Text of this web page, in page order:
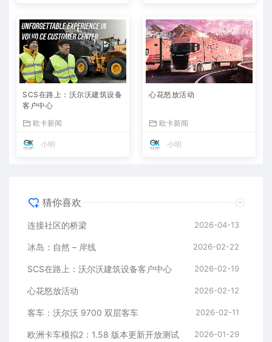
SCS在路上：沃尔沃建筑设备
客户中心
欧卡新闻
小明
心花怒放活动
欧卡新闻
小明
猜你喜欢
连接社区的桥梁 2026-04-13
冰岛：自然 – 岸线 2026-02-22
SCS在路上：沃尔沃建筑设备客户中心 2026-02-19
心花怒放活动 2026-02-12
客车：沃尔沃 9700 双层客车 2026-02-11
欧洲卡车模拟2：1.58 版本更新开放测试 2026-01-29